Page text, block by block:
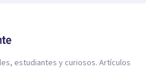
estudiantes y curiosos. Artículos